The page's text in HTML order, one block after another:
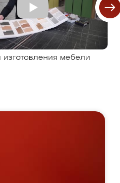
изготовления мебели